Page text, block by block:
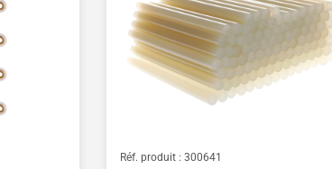
Réf. produit : 300641